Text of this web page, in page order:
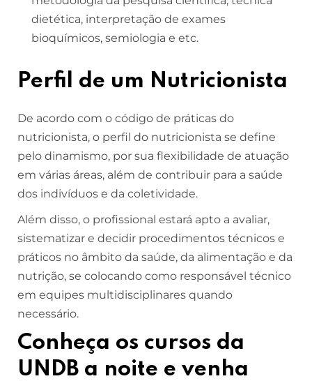
dietética, interpretação de exames
bioquímicos, semiologia e etc.
Perfil de um Nutricionista
De acordo com o código de práticas do
nutricionista, o perfil do nutricionista se define
pelo dinamismo, por sua flexibilidade de atuação
em várias áreas, além de contribuir para a saúde
dos indivíduos e da coletividade.
Além disso, o profissional estará apto a avaliar,
sistematizar e decidir procedimentos técnicos e
práticos no âmbito da saúde, da alimentação e da
nutrição, se colocando como responsável técnico
em equipes multidisciplinares quando
necessário.
Conheça os cursos da
UNDB a noite e venha